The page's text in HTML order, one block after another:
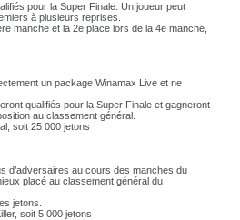
pour la Super Finale. Un joueur peut
à plusieurs reprises.
manche et la 2e place lors de la 4e manche,
un package Winamax Live et ne
qualifiés pour la Super Finale et gagneront
au classement général.
soit 25 000 jetons
d’adversaires au cours des manches du
placé au classement général du
jetons.
soit 5 000 jetons